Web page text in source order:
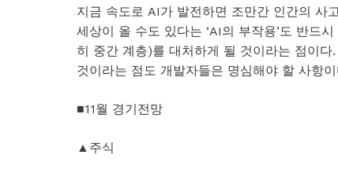
지금 속도로 AI가 발전하면 조만간 인간의 사
세상이 올 수도 있다는 ‘AI의 부작용’도 반드
히 중간 계층)를 대처하게 될 것이라는 점이
것이라는 점도 개발자들은 명심해야 할 사항이
■11월 경기전망
▲주식